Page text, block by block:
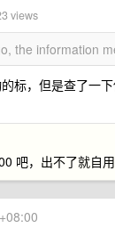
views
the information
标，但是查了一
吧，出不了就自用